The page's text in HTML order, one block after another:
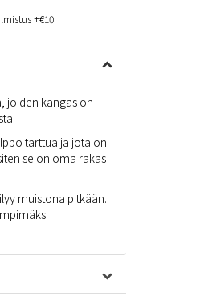
+€10
joiden kangas on
tarttua ja jota on
se on oma rakas
muistona pitkään.